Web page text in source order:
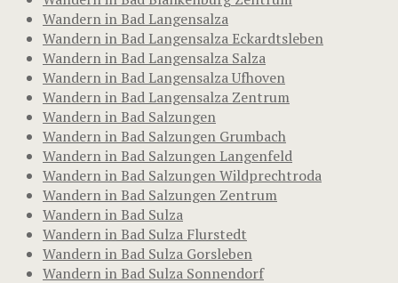
Wandern in Bad Langensalza
Wandern in Bad Langensalza Eckardtsleben
Wandern in Bad Langensalza Salza
Wandern in Bad Langensalza Ufhoven
Wandern in Bad Langensalza Zentrum
Wandern in Bad Salzungen
Wandern in Bad Salzungen Grumbach
Wandern in Bad Salzungen Langenfeld
Wandern in Bad Salzungen Wildprechtroda
Wandern in Bad Salzungen Zentrum
Wandern in Bad Sulza
Wandern in Bad Sulza Flurstedt
Wandern in Bad Sulza Gorsleben
Wandern in Bad Sulza Sonnendorf